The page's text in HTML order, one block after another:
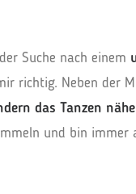
Suche nach einem
richtig. Neben der
das Tanzen
und bin immer